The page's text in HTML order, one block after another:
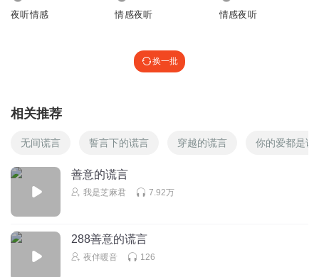
夜听情感 情感夜听 情感夜听
换一批
相关推荐
无间谎言 誓言下的谎言 穿越的谎言 你的爱都是谎
善意的谎言
我是芝麻君 7.92万
288善意的谎言
夜伴暖音 126